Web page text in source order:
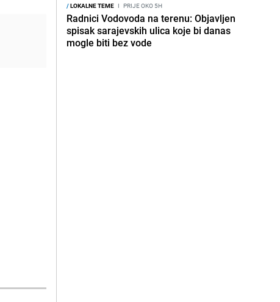
/LOKALNE TEME I PRIJE OKO 5H
Radnici Vodovoda na terenu: Objavljen
spisak sarajevskih ulica koje bi danas
mogle biti bez vode